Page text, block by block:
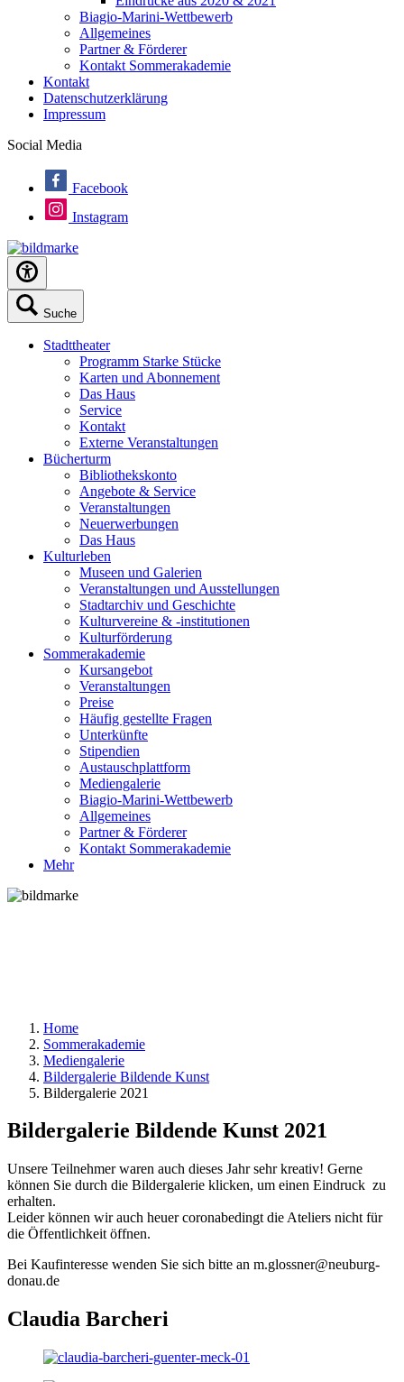
Biagio-Marini-Wettbewerb
Allgemeines
Partner & Förderer
Kontakt Sommerakademie
Kontakt
Datenschutzerklärung
Impressum
Social Media
Facebook
Instagram
Suche
Stadttheater
Programm Starke Stücke
Karten und Abonnement
Das Haus
Service
Kontakt
Externe Veranstaltungen
Bücherturm
Bibliothekskonto
Angebote & Service
Veranstaltungen
Neuerwerbungen
Das Haus
Kulturleben
Museen und Galerien
Veranstaltungen und Ausstellungen
Stadtarchiv und Geschichte
Kulturvereine & -institutionen
Kulturförderung
Sommerakademie
Kursangebot
Veranstaltungen
Preise
Häufig gestellte Fragen
Unterkünfte
Stipendien
Austauschplattform
Mediengalerie
Biagio-Marini-Wettbewerb
Allgemeines
Partner & Förderer
Kontakt Sommerakademie
Mehr
Home
Sommerakademie
Mediengalerie
Bildergalerie Bildende Kunst
Bildergalerie 2021
Bildergalerie Bildende Kunst 2021
Unsere Teilnehmer waren auch dieses Jahr sehr kreativ! Gerne
können Sie durch die Bildergalerie klicken, um einen Eindruck zu
erhalten.
Leider können wir auch heuer coronabedingt die Ateliers nicht für
die Öffentlichkeit öffnen.
Bei Kaufinteresse wenden Sie sich bitte an m.glossner@neuburg-
donau.de
Claudia Barcheri